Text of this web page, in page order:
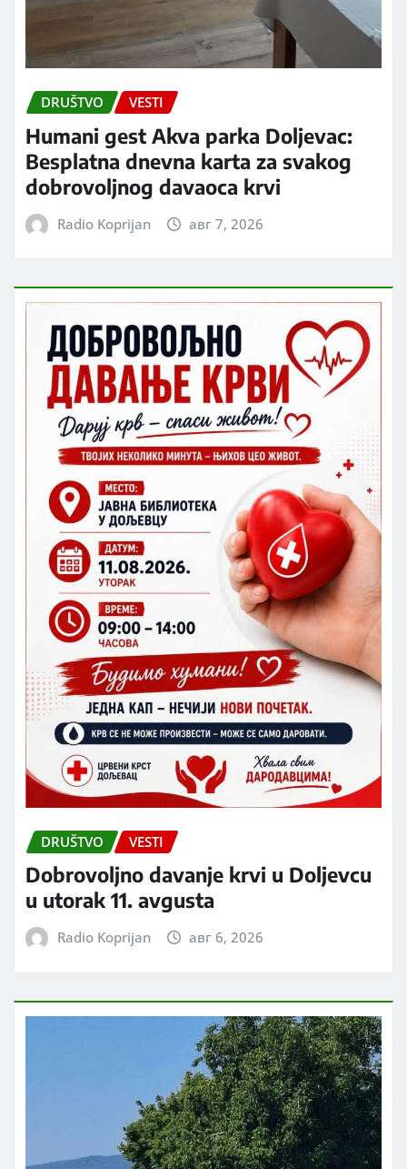
DRUŠTVO VESTI
Humani gest Akva parka Doljevac:
Besplatna dnevna karta za svakog
dobrovoljnog davaoca krvi
Radio Koprijan авг 7, 2026
DRUŠTVO VESTI
Dobrovoljno davanje krvi u Doljevcu
u utorak 11. avgusta
Radio Koprijan авг 6, 2026